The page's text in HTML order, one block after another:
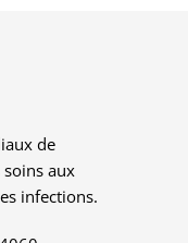
de
aux
infections.